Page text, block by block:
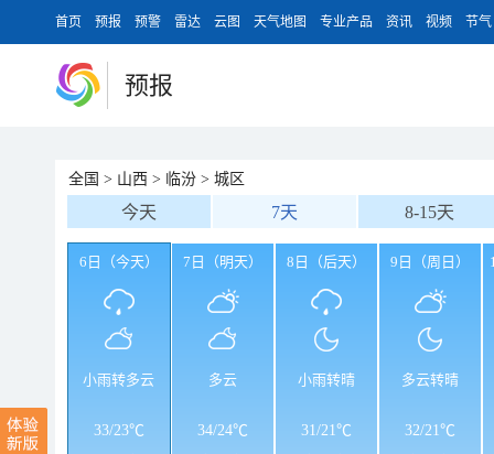
首页 预报 预警 雷达 云图 天气地图 专业产品 资讯 视频 节气
预报
全国 > 山西 > 临汾 > 城区
今天 7天 8-15天
6日（今天）
小雨转多云
33/23℃
7日（明天）
多云
34/24℃
8日（后天）
小雨转晴
31/21℃
9日（周日）
多云转晴
32/21℃